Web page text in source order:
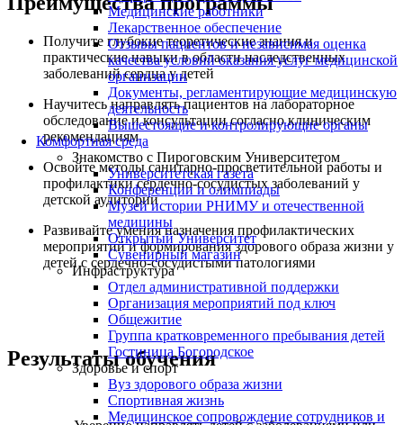
Медицинские работники
Лекарственное обеспечение
Отзывы пациентов и независимая оценка
качества условий оказания услуг медицинской
организации
Документы, регламентирующие медицинскую
деятельность
Вышестоящие и контролирующие органы
Комфортная среда
Знакомство с Пироговским Университетом
Университетская газета
Конференции и олимпиады
Музей истории РНИМУ и отечественной
медицины
Открытый Университет
Сувенирный магазин
Инфраструктура
Отдел административной поддержки
Организация мероприятий под ключ
Общежитие
Группа кратковременного пребывания детей
Гостиница Богородское
Здоровье и спорт
Вуз здорового образа жизни
Спортивная жизнь
Медицинское сопровождение сотрудников и
Получите глубокие теоретические знания и
практические навыки в области наследственных
заболеваний сердца у детей
Научитесь направлять пациентов на лабораторное
обследование и консультации согласно клиническим
рекомендациям
Освойте методы санитарно-просветительной работы и
профилактики сердечно-сосудистых заболеваний у
детской аудитории
Развивайте умения назначения профилактических
мероприятий и формирования здорового образа жизни у
детей с сердечно-сосудистыми патологиями
Результаты обучения